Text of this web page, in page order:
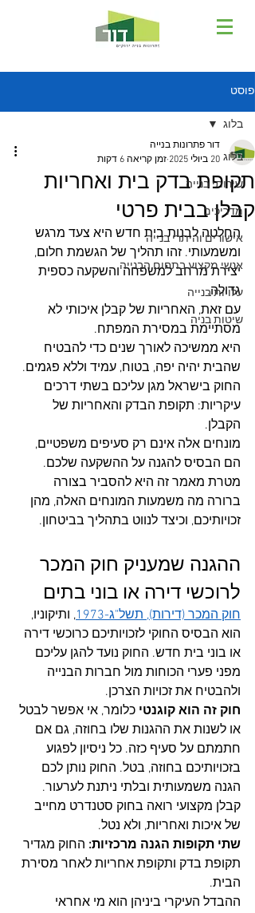
פוסט
בלוג
שירותי בנייה
מדריכים
אישורים והיתרי בנייה
אנשי מקצוע בתחום הבנייה
עלויות בנייה
שיטות בניה
בלוג
תקופת בדק בית ואחריות
קבלן בבית פרטי
דור פתרונות בנייה
20 ביולי 2025
זמן קריאה 6 דקות
החלטה לבנות בית חדש היא צעד מרגש
ומשמעותי. זהו תהליך של הגשמת חלום,
יצירת מרחב למשפחה והשקעה כספית
גדולה.
עם זאת, האחריות של קבלן איכותי לא
מסתיימת במסירת המפתח.
היא ממשיכה לאורך שנים כדי להבטיח
שהבית יהיה יפה, בטוח, עמיד וללא פגמים.
החוק בישראל מגן עליכם בשתי דרכים
עיקריות: תקופת הבדק והאחריות של
הקבלן.
מונחים אלה אינם רק סעיפים משפטיים,
הם הבסיס להגנה על ההשקעה שלכם.
מטרת מאמר זה היא להסביר בצורה
ברורה מה משמעות המונחים האלה, מהן
זכויותיכם, וכיצד לנווט בתהליך בביטחון.
ההגנה שמעניק חוק המכר
לרוכשי דירה או בוני בתים
חוק המכר (דירות), תשל"ג-1973
, ותיקוניו,
הוא הבסיס החוקי לזכויותיכם כרוכשי דירה
או בוני בית חדש. החוק נועד להגן עליכם
מפני פערי הכוחות מול חברות הבנייה
ולהבטיח את זכויות הצרכן.
חוק זה הוא קוגנטי כלומר, אי אפשר לבטל
או לשנות את ההגנות שלו בחוזה, גם אם
חתמתם על סעיף כזה. כל ניסיון לפגוע
בזכויותיכם בחוזה, בטל. החוק נותן לכם
הגנה משמעותית ובלתי ניתנת לערעור.
קבלן מקצועי רואה בחוק סטנדרט מחייב
של איכות ואחריות, ולא נטל.
שתי תקופות הגנה מרכזיות: החוק מגדיר
תקופת בדק ותקופת אחריות לאחר מסירת
הבית.
ההבדל העיקרי ביניהן הוא מי אחראי